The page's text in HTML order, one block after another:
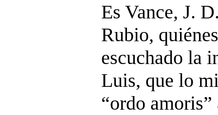
Es Vance, J.
Rubio,
escuchado la
Luis, que lo
“ordo